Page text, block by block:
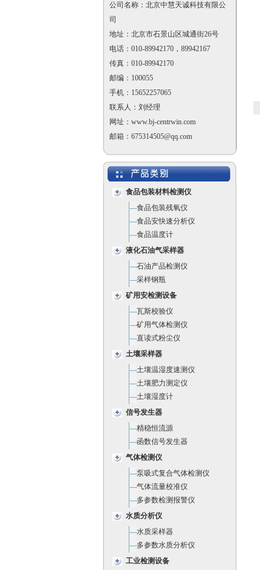
公司名称：北京中慧天诚科技有限公
司
地址：北京市石景山区城通街26号
电话：010-89942170，89942167
传真：010-89942170
邮编：100055
手机：15652257065
联系人：刘经理
网址：www.bj-centrwin.com
邮箱：675314505@qq.com
食品包装材料检测仪
食品包装残氧仪
食品安快速分析仪
食品温度计
液化石油气采样器
石油产品检测仪
采样钢瓶
矿用安检测设备
瓦斯校验仪
矿用气体检测仪
直读式粉尘仪
土壤采样器
土壤温湿度速测仪
土壤肥力测定仪
土壤湿度计
信号发生器
精稳恒流源
函数信号发生器
气体检测仪
泵吸式复合气体检测仪
气体流量校准仪
多参数检测报警仪
水质分析仪
水质采样器
多参数水质分析仪
工业检测设备